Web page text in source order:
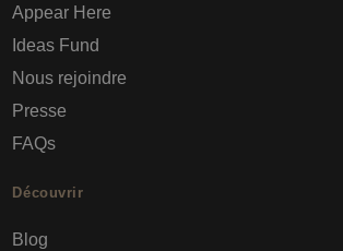
Appear Here
Ideas Fund
Nous rejoindre
Presse
FAQs
Découvrir
Blog